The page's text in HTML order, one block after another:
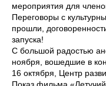
мероприятия для
Переговоры с
прошли,
запуска!
С большой радостью
ноября, вошедшие в
16 октября, Центр
Показ фильма